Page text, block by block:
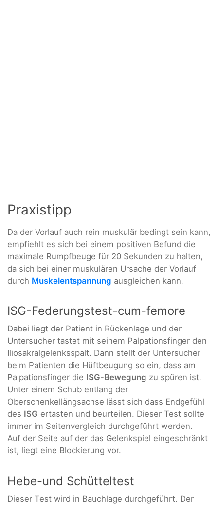
Praxistipp
Da der Vorlauf auch rein muskulär bedingt sein kann,
empfiehlt es sich bei einem positiven Befund die
maximale Rumpfbeuge für 20 Sekunden zu halten,
da sich bei einer muskulären Ursache der Vorlauf
durch Muskelentspannung ausgleichen kann.
ISG-Federungstest-cum-femore
Dabei liegt der Patient in Rückenlage und der
Untersucher tastet mit seinem Palpationsfinger den
Iliosakralgelenksspalt. Dann stellt der Untersucher
beim Patienten die Hüftbeugung so ein, dass am
Palpationsfinger die ISG-Bewegung zu spüren ist.
Unter einem Schub entlang der
Oberschenkellängsachse lässt sich dass Endgefühl
des ISG ertasten und beurteilen. Dieser Test sollte
immer im Seitenvergleich durchgeführt werden.
Auf der Seite auf der das Gelenkspiel eingeschränkt
ist, liegt eine Blockierung vor.
Hebe-und Schütteltest
Dieser Test wird in Bauchlage durchgeführt. Der